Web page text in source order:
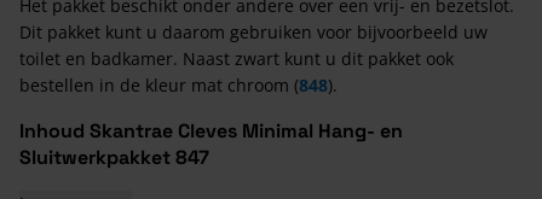
Het pakket beschikt onder andere over een vrij- en bezetslot.
Dit pakket kunt u daarom gebruiken voor bijvoorbeeld uw
toilet en badkamer. Naast zwart kunt u dit pakket ook
bestellen in de kleur mat chroom (848).
Inhoud Skantrae Cleves Minimal Hang- en
Sluitwerkpakket 847